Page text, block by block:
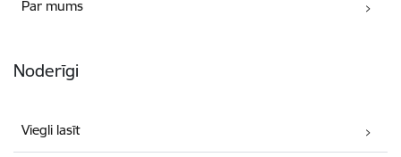
Par mums
Noderīgi
Viegli lasīt